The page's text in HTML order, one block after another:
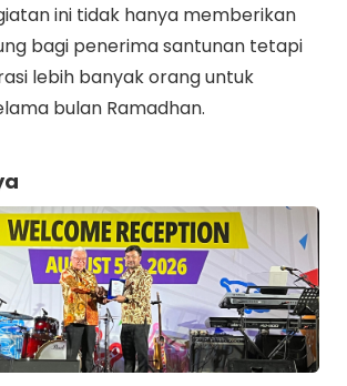
ini tidak hanya memberikan
bagi penerima santunan tetapi
lebih banyak orang untuk
bulan Ramadhan.